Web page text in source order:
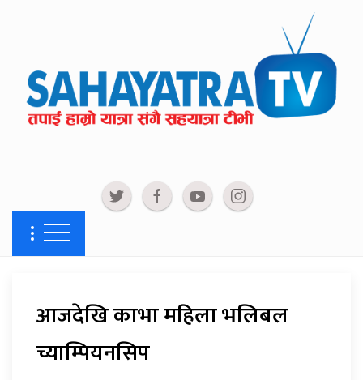
आजदेखि काभा महिला भलिबल
च्याम्पियनसिप